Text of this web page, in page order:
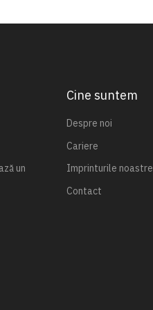
un
Cine suntem
Despre noi
Cariere
Imprinturile noastre
Contact